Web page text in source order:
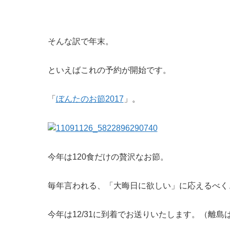
そんな訳で年末。
といえばこれの予約が開始です。
「 ぼんたのお節2017 」。
今年は120食だけの贅沢なお節。
毎年言われる、「大晦日に欲しい」に応えるべく
今年は12/31に到着でお送りいたします。（離島